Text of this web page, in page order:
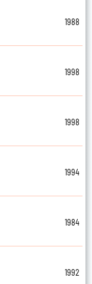
1988
1998
1998
1994
1984
1992